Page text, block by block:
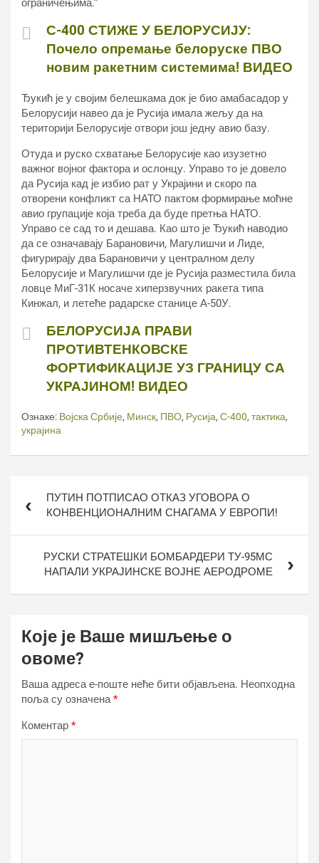
ограничењима.“
С-400 СТИЖЕ У БЕЛОРУСИЈУ:
Почело опремање белоруске ПВО
новим ракетним системима! ВИДЕО
Ђукић је у својим белешкама док је био амабасадор у
Белорусији навео да је Русија имала жељу да на
територији Белорусије отвори још једну авио базу.
Отуда и руско схватање Белорусије као изузетно
важног војног фактора и ослонцу. Управо то је довело
да Русија кад је избио рат у Украјини и скоро па
отворени конфликт са НАТО пактом формирање моћне
авио групације која треба да буде претња НАТО.
Управо се сад то и дешава. Као што је Ђукић наводио
да се означавају Барановичи, Магулишчи и Лиде,
фигурирају два Барановичи у централном делу
Белорусије и Магулишчи где је Русија разместила била
ловце МиГ-31К носаче хиперзвучних ракета типа
Кинжал, и летеће радарске станице А-50У.
БЕЛОРУСИЈА ПРАВИ
ПРОТИВТЕНКОВСКЕ
ФОРТИФИКАЦИЈЕ УЗ ГРАНИЦУ СА
УКРАЈИНОМ! ВИДЕО
Ознаке: Војска Србије, Минск, ПВО, Русија, С-400, тактика,
украјина
чланкаПУТИН ПОТПИСАО ОТКАЗ УГОВОРА О
КОНВЕНЦИОНАЛНИМ СНАГАМА У ЕВРОПИ!
РУСКИ СТРАТЕШКИ БОМБАРДЕРИ ТУ-95МС
НАПАЛИ УКРАЈИНСКЕ ВОЈНЕ АЕРОДРОМЕ
Које је Ваше мишљење о
овоме?
Ваша адреса е-поште неће бити објављена. Неопходна
поља су означена*
Коментар *